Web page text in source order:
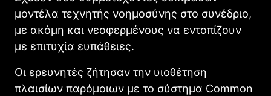
μοντέλα τεχνητής νοημοσύνης στο συνέδριο,
με ακόμη και νεοφερμένους να εντοπίζουν
με επιτυχία ευπάθειες.
Οι ερευνητές ζήτησαν την υιοθέτηση
πλαισίων παρόμοιων με το σύστημα Common